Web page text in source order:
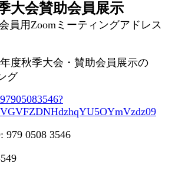
大会賛助会員展示
員用Zoom ミーティングアドレス
年度秋季大会・賛助会員展示の
グ
979 0508 3546